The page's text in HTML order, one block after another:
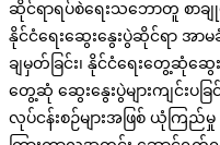
ဆိုင်ရာရပ်စဲရေးသဘောတူ စာခ
နိုင်ငံရေးဆွေးနွေးပွဲဆိုင်ရာ အာမ
ချမှတ်ခြင်း၊ နိုင်ငံရေးတွေ့ဆုံဆွေး
တွေ့ဆုံ ဆွေးနွေးပွဲများကျင်း
လုပ်ငန်းစဉ်များအဖြစ် ယုံကြ